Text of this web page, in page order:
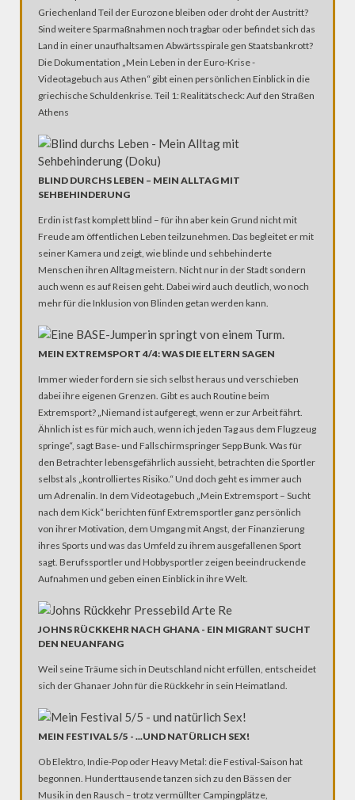
Griechenland Teil der Eurozone bleiben oder droht der Austritt?
Sind weitere Sparmaßnahmen noch tragbar oder befindet sich das
Land in einer unaufhaltsamen Abwärtsspirale gen Staatsbankrott?
Die Dokumentation „Mein Leben in der Euro-Krise -
Videotagebuch aus Athen“ gibt einen persönlichen Einblick in die
griechische Schuldenkrise. Teil 1: Realitätscheck: Auf den Straßen
Athens
BLIND DURCHS LEBEN – MEIN ALLTAG MIT
SEHBEHINDERUNG
Erdin ist fast komplett blind – für ihn aber kein Grund nicht mit
Freude am öffentlichen Leben teilzunehmen. Das begleitet er mit
seiner Kamera und zeigt, wie blinde und sehbehinderte
Menschen ihren Alltag meistern. Nicht nur in der Stadt sondern
auch wenn es auf Reisen geht. Dabei wird auch deutlich, wo noch
mehr für die Inklusion von Blinden getan werden kann.
MEIN EXTREMSPORT 4/4: WAS DIE ELTERN SAGEN
Immer wieder fordern sie sich selbst heraus und verschieben
dabei ihre eigenen Grenzen. Gibt es auch Routine beim
Extremsport? „Niemand ist aufgeregt, wenn er zur Arbeit fährt.
Ähnlich ist es für mich auch, wenn ich jeden Tag aus dem Flugzeug
springe“, sagt Base- und Fallschirmspringer Sepp Bunk. Was für
den Betrachter lebensgefährlich aussieht, betrachten die Sportler
selbst als „kontrolliertes Risiko.“ Und doch geht es immer auch
um Adrenalin. In dem Videotagebuch „Mein Extremsport – Sucht
nach dem Kick“ berichten fünf Extremsportler ganz persönlich
von ihrer Motivation, dem Umgang mit Angst, der Finanzierung
ihres Sports und was das Umfeld zu ihrem ausgefallenen Sport
sagt. Berufssportler und Hobbysportler zeigen beeindruckende
Aufnahmen und geben einen Einblick in ihre Welt.
JOHNS RÜCKKEHR NACH GHANA - EIN MIGRANT SUCHT
DEN NEUANFANG
Weil seine Träume sich in Deutschland nicht erfüllen, entscheidet
sich der Ghanaer John für die Rückkehr in sein Heimatland.
MEIN FESTIVAL 5/5 - ...UND NATÜRLICH SEX!
Ob Elektro, Indie-Pop oder Heavy Metal: die Festival-Saison hat
begonnen. Hunderttausende tanzen sich zu den Bässen der
Musik in den Rausch – trotz vermüllter Campingplätze,